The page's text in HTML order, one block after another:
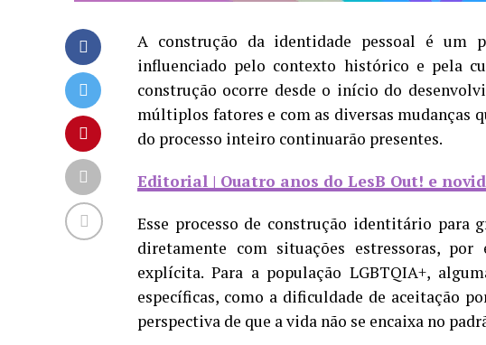
A construção da identidade pessoal é um
influenciado pelo contexto histórico e pela
construção ocorre desde o início do
múltiplos fatores e com as diversas mudanças
do processo inteiro continuarão presentes.
Editorial | Quatro anos do LesB Out! e
Esse processo de construção identitário para
diretamente com situações estressoras,
explícita. Para a população LGBTQIA+,
específicas, como a dificuldade de aceitação
perspectiva de que a vida não se encaixa no